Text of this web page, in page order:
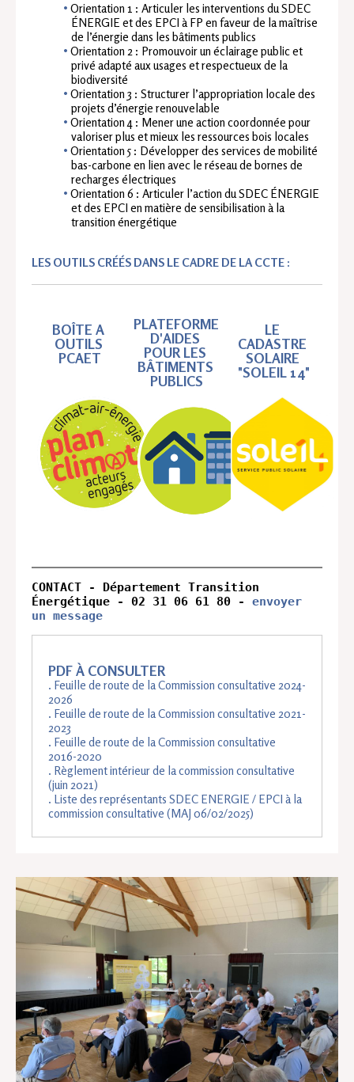
Orientation 1 : Articuler les interventions du SDEC
ÉNERGIE et des EPCI à FP en faveur de la maîtrise
de l’énergie dans les bâtiments publics
Orientation 2 : Promouvoir un éclairage public et
privé adapté aux usages et respectueux de la
biodiversité
Orientation 3 : Structurer l’appropriation locale des
projets d’énergie renouvelable
Orientation 4 : Mener une action coordonnée pour
valoriser plus et mieux les ressources bois locales
Orientation 5 : Développer des services de mobilité
bas-carbone en lien avec le réseau de bornes de
recharges électriques
Orientation 6 : Articuler l’action du SDEC ÉNERGIE
et des EPCI en matière de sensibilisation à la
transition énergétique
LES OUTILS CRÉÉS DANS LE CADRE DE LA CCTE :
BOÎTE A
OUTILS
PCAET
PLATEFORME
D'AIDES
POUR LES
BÂTIMENTS
PUBLICS
LE
CADASTRE
SOLAIRE
"SOLEIL 14"
CONTACT - Département Transition
Énergétique - 02 31 06 61 80 - envoyer
un message
PDF À CONSULTER
. Feuille de route de la Commission consultative 2024-
2026
. Feuille de route de la Commission consultative 2021-
2023
. Feuille de route de la Commission consultative
2016-2020
. Règlement intérieur de la commission consultative
(juin 2021)
. Liste des représentants SDEC ENERGIE / EPCI à la
commission consultative (MAJ 06/02/2025)